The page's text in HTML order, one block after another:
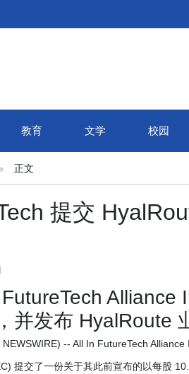
教育 文学 校园
正文
提交
并发布 HyalRoute
-- All In FutureTech Alliance
提交了一份关于其此前宣布的以每股